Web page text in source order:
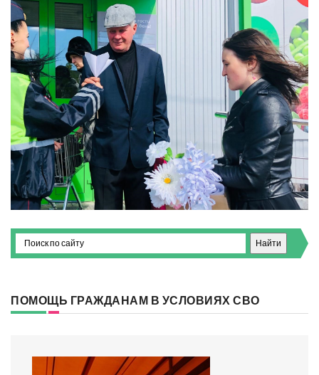
ПОМОЩЬ ГРАЖДАНАМ В УСЛОВИЯХ СВО